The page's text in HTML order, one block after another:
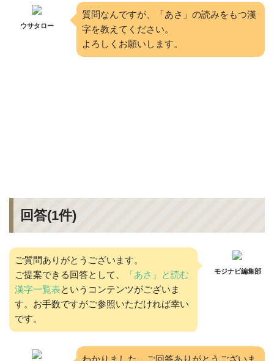
ウサタロー
質問なんですが、「あさ」の読みをもつ漢
字を教えてください。
よろしくお願いします。
回答(1件)
ご質問ありがとうございます。
ご提案できる回答として、
「あさ」と読む
漢字一覧表というコンテンツがございま
す。お手数ですがご参照いただければ幸い
です。
モジナビ編集部